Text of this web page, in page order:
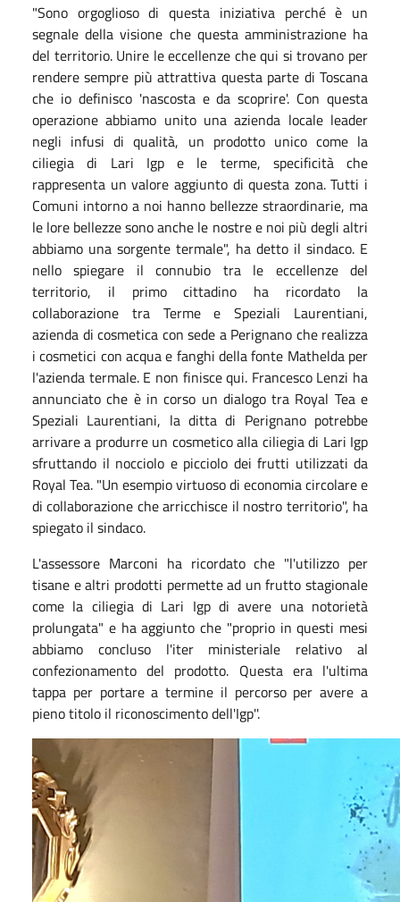
"Sono orgoglioso di questa iniziativa perché è un
segnale della visione che questa amministrazione ha
del territorio. Unire le eccellenze che qui si trovano per
rendere sempre più attrattiva questa parte di Toscana
che io definisco 'nascosta e da scoprire'. Con questa
operazione abbiamo unito una azienda locale leader
negli infusi di qualità, un prodotto unico come la
ciliegia di Lari Igp e le terme, specificità che
rappresenta un valore aggiunto di questa zona. Tutti i
Comuni intorno a noi hanno bellezze straordinarie, ma
le lore bellezze sono anche le nostre e noi più degli altri
abbiamo una sorgente termale", ha detto il sindaco. E
nello spiegare il connubio tra le eccellenze del
territorio, il primo cittadino ha ricordato la
collaborazione tra Terme e Speziali Laurentiani,
azienda di cosmetica con sede a Perignano che realizza
i cosmetici con acqua e fanghi della fonte Mathelda per
l'azienda termale. E non finisce qui. Francesco Lenzi ha
annunciato che è in corso un dialogo tra Royal Tea e
Speziali Laurentiani, la ditta di Perignano potrebbe
arrivare a produrre un cosmetico alla ciliegia di Lari Igp
sfruttando il nocciolo e picciolo dei frutti utilizzati da
Royal Tea. "Un esempio virtuoso di economia circolare e
di collaborazione che arricchisce il nostro territorio", ha
spiegato il sindaco.
L'assessore Marconi ha ricordato che "l'utilizzo per
tisane e altri prodotti permette ad un frutto stagionale
come la ciliegia di Lari Igp di avere una notorietà
prolungata" e ha aggiunto che "proprio in questi mesi
abbiamo concluso l'iter ministeriale relativo al
confezionamento del prodotto. Questa era l'ultima
tappa per portare a termine il percorso per avere a
pieno titolo il riconoscimento dell'Igp''.